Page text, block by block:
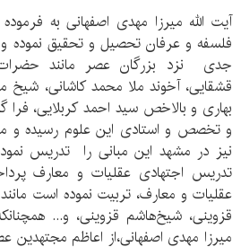
فلسفه و عرفان تحصیل و تحقیق نموده
جدی نزد بزرگان عصر مانند حضرات
قشقایی، آخوند ملا محمد کاشانی،
بهاری و بالاخص سید احمد کربلایی، فرا
و تخصص و استادی این علوم رسیده و
نیز در مشهد این مبانی را تدریس
تدریس اجتهادی عقلیات و معارف
عقلیات و معارف، تربیت نموده است
قزوینی، شیخ‌هاشم قزوینی، و...
میرزا مهدی اصفهانی،از اعاظم مجتهدین